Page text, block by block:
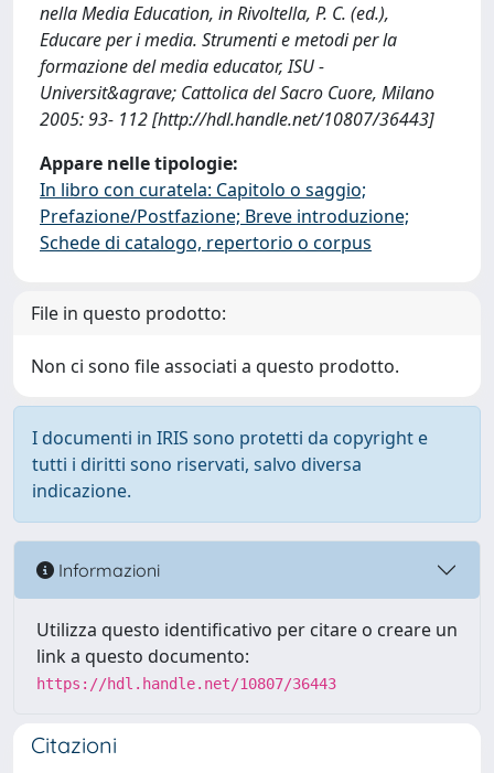
nella Media Education, in Rivoltella, P. C. (ed.),
Educare per i media. Strumenti e metodi per la
formazione del media educator, ISU -
Universit&agrave; Cattolica del Sacro Cuore, Milano
2005: 93- 112 [http://hdl.handle.net/10807/36443]
Appare nelle tipologie:
In libro con curatela: Capitolo o saggio;
Prefazione/Postfazione; Breve introduzione;
Schede di catalogo, repertorio o corpus
File in questo prodotto:
Non ci sono file associati a questo prodotto.
I documenti in IRIS sono protetti da copyright e
tutti i diritti sono riservati, salvo diversa
indicazione.
Informazioni
Utilizza questo identificativo per citare o creare un
link a questo documento:
https://hdl.handle.net/10807/36443
Citazioni